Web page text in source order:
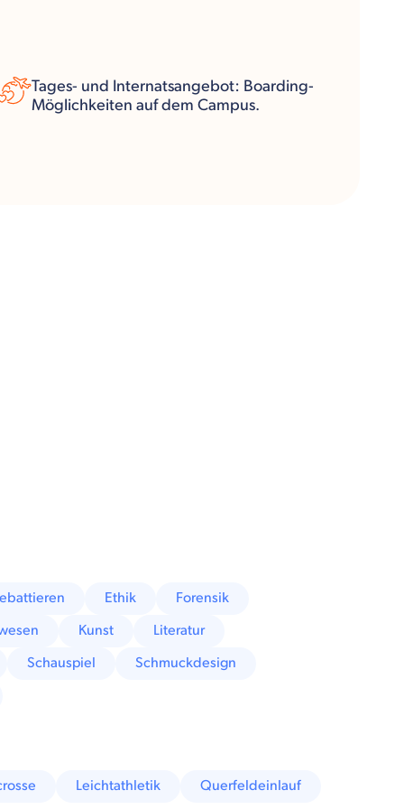
Tages- und Internatsangebot: Boarding-
Möglichkeiten auf dem Campus.
Ethik
Forensik
Kunst
Literatur
Schauspiel
Schmuckdesign
Leichtathletik Querfeldeinlauf